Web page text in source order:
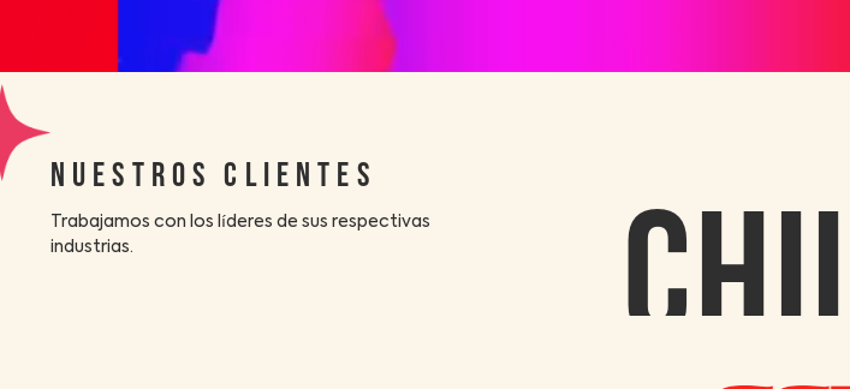
NUESTROS CLIENTES
Trabajamos con los líderes de sus respectivas
industrias.